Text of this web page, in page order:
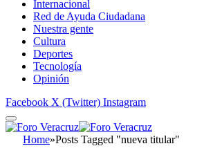
Internacional
Red de Ayuda Ciudadana
Nuestra gente
Cultura
Deportes
Tecnología
Opinión
Facebook X (Twitter) Instagram
Home»Posts Tagged "nueva titular"